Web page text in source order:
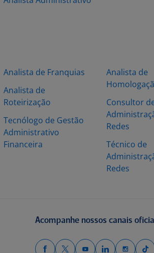
Analista de Franquias
Analista de
Roteirização
Tecnólogo de Gestão
Administrativo
Financeira
Analista de
Consultor
Redes
Técnico de
Redes
Acompanhe nossos canais